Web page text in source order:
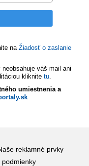
naŽiadosť o zaslanie
váš mail ani
kliknite tu.
umiestnenia a
reklamné prvky